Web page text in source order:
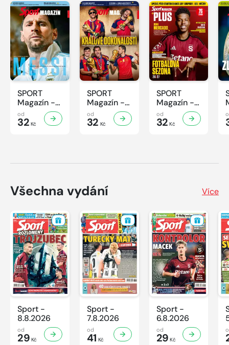
SPORT
Magazín -
32/2026
od
32 Kč
SPORT
Magazín -
31/2026
od
32 Kč
SPORT
Magazín -
30/2026
od
32 Kč
Všechna vydání Více
Sport -
8.8.2026
od
29 Kč
Sport -
7.8.2026
od
41 Kč
Sport -
6.8.2026
od
29 Kč